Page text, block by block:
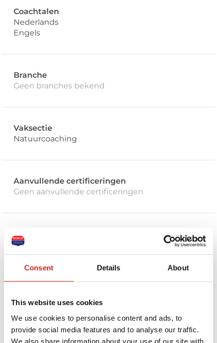
Consent Details About
This website uses cookies
We use cookies to personalise content and ads, to
provide social media features and to analyse our traffic.
We also share information about your use of our site with
Coachtalen
Nederlands
Engels
Branche
Geen branches bekend
Vaksectie
Natuurcoaching
Aanvullende certificeringen
Geen aanvullende certificeringen
Stuur een bericht naar deze coach
Je naam *
Je e-mailadres *
Telefoonnummer